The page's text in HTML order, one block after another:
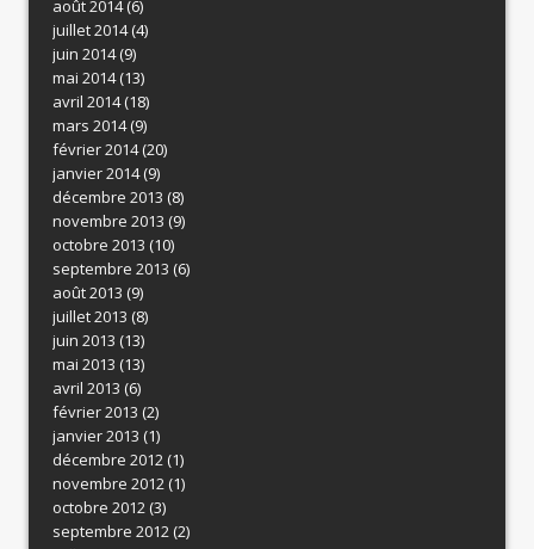
août 2014(6)
juillet 2014(4)
juin 2014(9)
mai 2014(13)
avril 2014(18)
mars 2014(9)
février 2014(20)
janvier 2014(9)
décembre 2013 (8)
novembre 2013 (9)
octobre 2013 (10)
septembre 2013 (6)
août 2013 (9)
juillet 2013 (8)
juin 2013 (13)
mai 2013 (13)
avril 2013 (6)
février 2013 (2)
janvier 2013 (1)
décembre 2012(1)
novembre 2012(1)
octobre 2012(3)
septembre 2012(2)